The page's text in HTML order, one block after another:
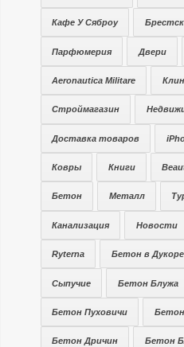
Кафе У Сяброу
Парфюмерия Двери
Aeronautica Militare
Строймагазин
Доставка товаров
Ковры Книги
Бетон Металл
Канализация Новости
Ryterna Бетон в Дукоре
Сыпучие Бетон Блужа
Бетон Пуховичи
Бетон Дричин Бетон